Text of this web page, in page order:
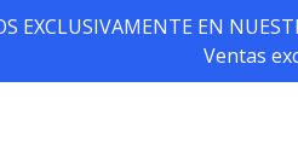
EXCLUSIVAMENTE EN
Ventas